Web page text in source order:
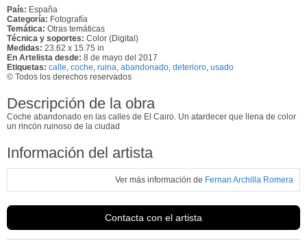
País: España
Categoría: Fotografía
Temática: Otras temáticas
Técnica y soportes: Color (Digital)
Medidas: 23.62 x 15.75 in
En Artelista desde: 8 de mayo del 2017
Etiquetas: calle, coche, ruina, abandonado, deterioro, usado
© Todos los derechos reservados
Descripción de la obra
Coche abandonado en las calles de El Cairo. Un atardecer que llena de color
un rincón ruinoso de la ciudad
Información del artista
Ver más información de Fernan Archilla Romera
Contacta con el artista